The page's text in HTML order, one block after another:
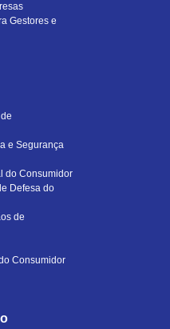
Gestores e
e Segurança
do Consumidor
Defesa do
de
Consumidor